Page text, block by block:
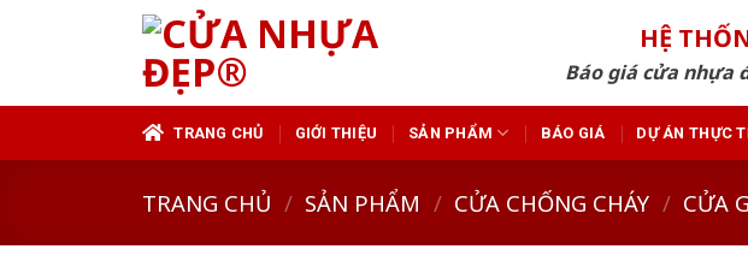
HỆ
Báo giá cửa nhựa
TRANG CHỦ GIỚI THIỆU SẢN PHẨM BÁO GIÁ DỰ ÁN THỰC
TRANG CHỦ / SẢN PHẨM / CỬA CHỐNG CHÁY / CỬA